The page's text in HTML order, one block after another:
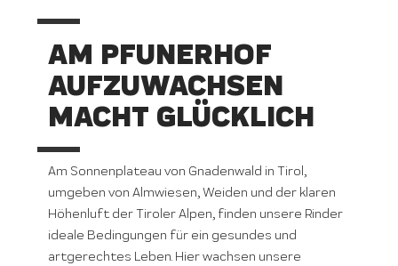
AM PFUNERHOF
AUFZUWACHSEN
MACHT GLÜCKLICH
Am Sonnenplateau von Gnadenwald in Tirol,
umgeben von Almwiesen, Weiden und der klaren
Höhenluft der Tiroler Alpen, finden unsere Rinder
ideale Bedingungen für ein gesundes und
artgerechtes Leben. Hier wachsen unsere